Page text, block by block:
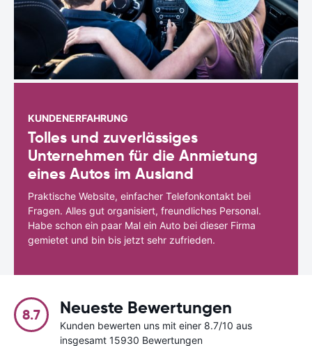
KUNDENERFAHRUNG
Tolles und zuverlässiges
Unternehmen für die Anmietung
eines Autos im Ausland
Praktische Website, einfacher Telefonkontakt bei
Fragen. Alles gut organisiert, freundliches Personal.
Habe schon ein paar Mal ein Auto bei dieser Firma
gemietet und bin bis jetzt sehr zufrieden.
8.7 Neueste Bewertungen
Kunden bewerten uns mit einer 8.7/10 aus
insgesamt 15930 Bewertungen